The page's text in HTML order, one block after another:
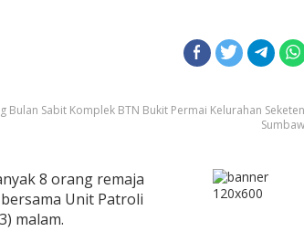
Sabit Komplek BTN Bukit Permai Kelurahan
8 orang remaja
Unit Patroli
malam.